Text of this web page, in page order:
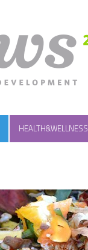
HEALTH&WELLNESS